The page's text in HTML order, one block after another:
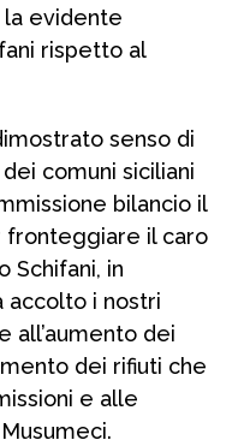
la evidente
rispetto al
senso di
comuni siciliani
bilancio il
fronteggiare il caro
Schifani, in
accolto i nostri
all’aumento dei
dei rifiuti che
e alle